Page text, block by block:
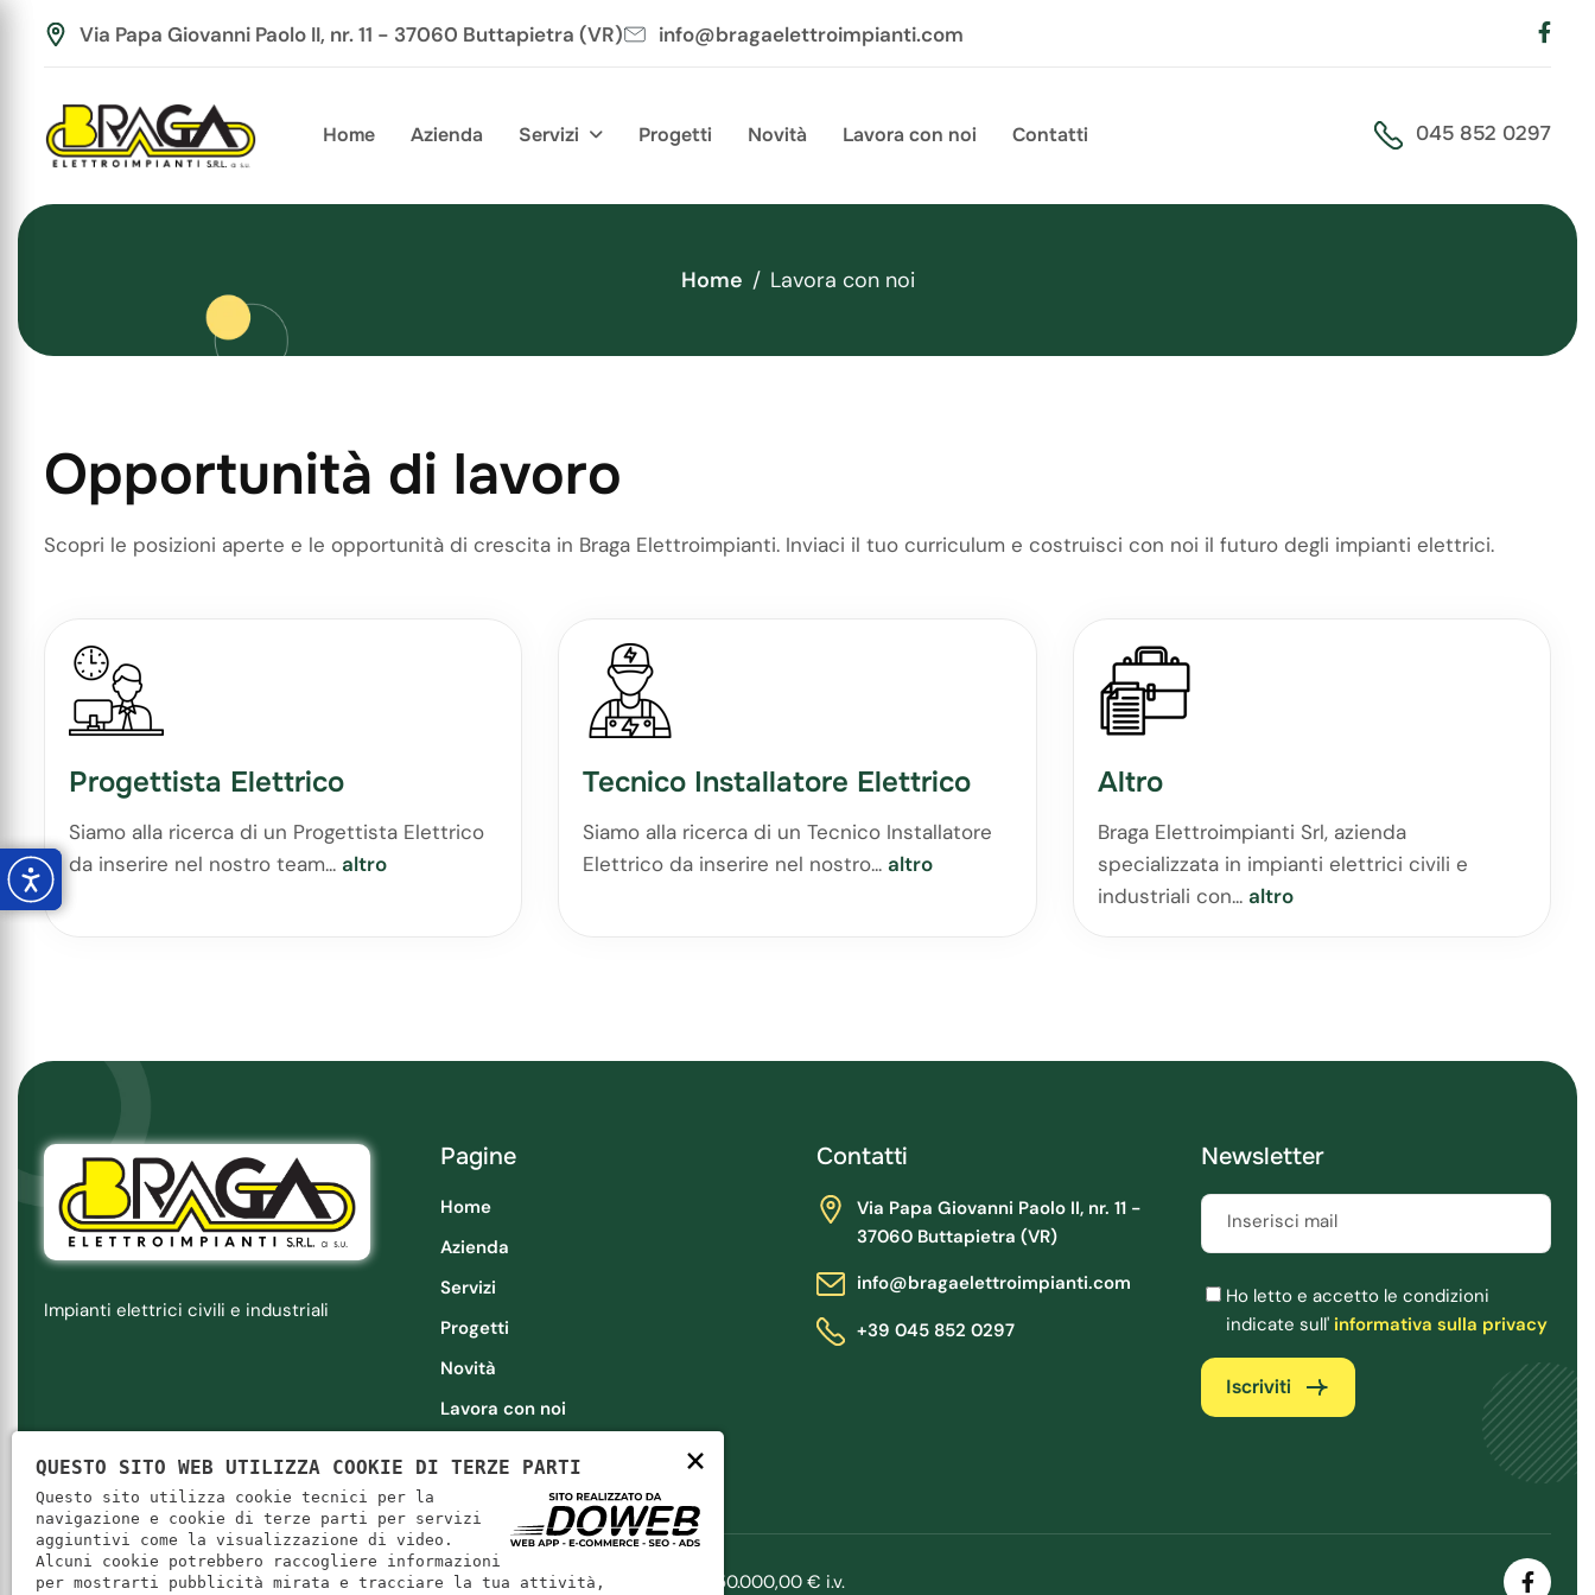
Via Papa Giovanni Paolo II, nr. 11 - 37060 Buttapietra (VR) info@bragaelettroimpianti.com
Home Azienda Servizi Progetti Novità Lavora con noi Contatti 045 852 0297
Home Lavora con noi
Opportunità di lavoro
Scopri le posizioni aperte e le opportunità di crescita in Braga Elettroimpianti. Inviaci il tuo curriculum e costruisci con noi il futuro degli impianti elettrici.
Progettista Elettrico
Siamo alla ricerca di un Progettista Elettrico
da inserire nel nostro team... altro
Tecnico Installatore Elettrico
Siamo alla ricerca di un Tecnico Installatore
Elettrico da inserire nel nostro...altro
Altro
Braga Elettroimpianti Srl, azienda
specializzata in impianti elettrici civili e
industriali con... altro
Impianti elettrici civili e industriali
Pagine
Home
Azienda
Servizi
Progetti
Novità
Lavora con noi
Contatti
Via Papa Giovanni Paolo II, nr. 11 -
37060 Buttapietra (VR)
info@bragaelettroimpianti.com
+39 045 852 0297
Newsletter
Inserisci mail
Ho letto e accetto le condizioni
indicate sull' informativa sulla privacy
Iscriviti
Braga Elettroimpianti Srl a su|P. IVA: 03303060234 |REA: VR325330 Cap. Soc.: 50.000,00 € i.v.
×
QUESTO SITO WEB UTILIZZA COOKIE DI TERZE PARTI
Questo sito utilizza cookie tecnici per la
navigazione e cookie di terze parti per servizi
aggiuntivi come la visualizzazione di video.
Alcuni cookie potrebbero raccogliere informazioni
per mostrarti pubblicità mirata e tracciare la tua attività,